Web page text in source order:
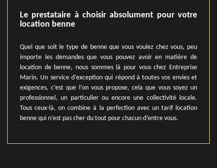
Le prestataire à choisir absolument pour votre
location benne
Quel que soit le type de benne que vous voulez chez vous, peu
importe les demandes que vous pouvez avoir en matière de
location de benne, nous sommes là pour vous chez Entreprise
Marin. Un service d’exception qui répond à toutes vos envies et
exigences, c’est que l’on vous propose, cela que vous soyez un
professionnel, un particulier ou encore une collectivité locale.
Tous ceux-là, on combine à la perfection avec un tarif location
benne qui n’est pas cher du tout pour chacun d’entre vous.